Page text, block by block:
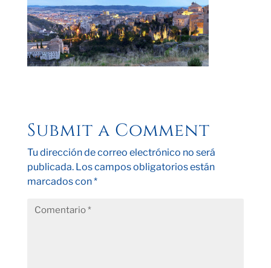
Submit a Comment
Tu dirección de correo electrónico no será
publicada. Los campos obligatorios están
marcados con*